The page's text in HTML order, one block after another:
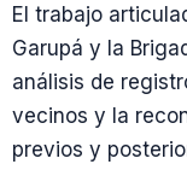
El trabajo
Garupá y la
análisis de
vecinos y la
previos y